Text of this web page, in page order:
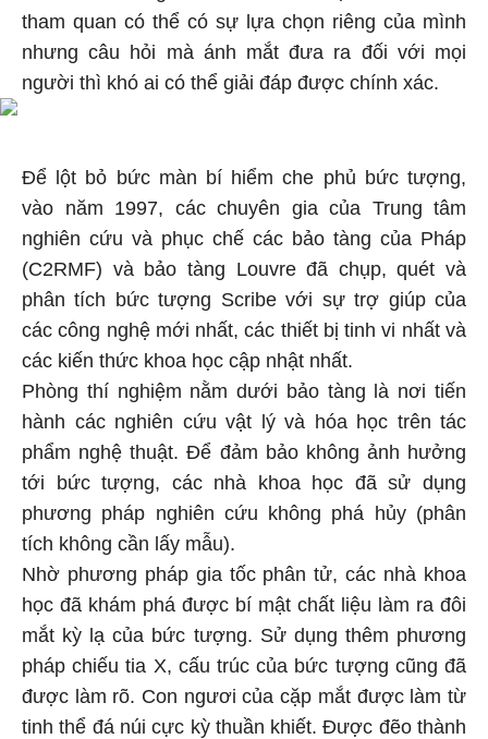
tham quan có thể có sự lựa chọn riêng của mình
nhưng câu hỏi mà ánh mắt đưa ra đối với mọi
người thì khó ai có thể giải đáp được chính xác.
Để lột bỏ bức màn bí hiểm che phủ bức tượng,
vào năm 1997, các chuyên gia của Trung tâm
nghiên cứu và phục chế các bảo tàng của Pháp
(C2RMF) và bảo tàng Louvre đã chụp, quét và
phân tích bức tượng Scribe với sự trợ giúp của
các công nghệ mới nhất, các thiết bị tinh vi nhất và
các kiến thức khoa học cập nhật nhất.
Phòng thí nghiệm nằm dưới bảo tàng là nơi tiến
hành các nghiên cứu vật lý và hóa học trên tác
phẩm nghệ thuật. Để đảm bảo không ảnh hưởng
tới bức tượng, các nhà khoa học đã sử dụng
phương pháp nghiên cứu không phá hủy (phân
tích không cần lấy mẫu).
Nhờ phương pháp gia tốc phân tử, các nhà khoa
học đã khám phá được bí mật chất liệu làm ra đôi
mắt kỳ lạ của bức tượng. Sử dụng thêm phương
pháp chiếu tia X, cấu trúc của bức tượng cũng đã
được làm rõ. Con ngươi của cặp mắt được làm từ
tinh thể đá núi cực kỳ thuần khiết. Được đẽo thành